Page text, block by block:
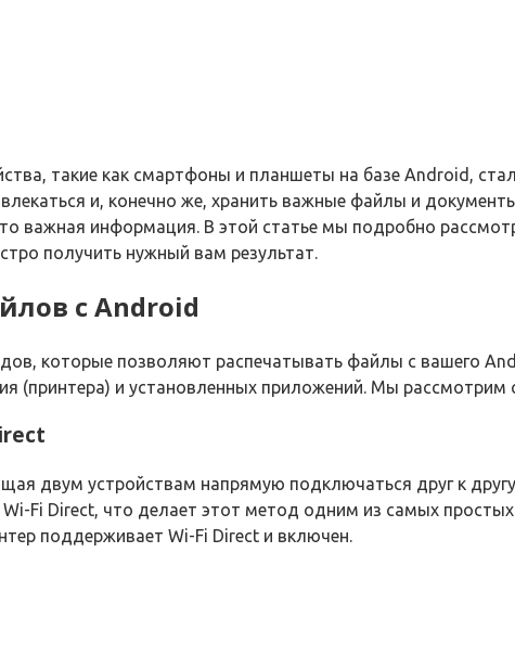
такие как смартфоны и планшеты на базе Android,
и, конечно же, хранить важные файлы и
важная информация. В этой статье мы подробно
получить нужный вам результат.
с Android
которые позволяют распечатывать файлы с вашего
(принтера) и установленных приложений. Мы
двум устройствам напрямую подключаться друг к
Fi Direct, что делает этот метод одним из самых
поддерживает Wi-Fi Direct и включен.